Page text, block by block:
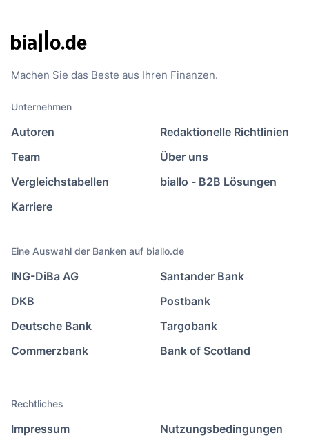
Machen Sie das Beste aus Ihren Finanzen.
Unternehmen
Autoren
Team
Vergleichstabellen
Karriere
Redaktionelle Richtlinien
Über uns
biallo - B2B Lösungen
Eine Auswahl der Banken auf biallo.de
ING-DiBa AG
DKB
Deutsche Bank
Commerzbank
Santander Bank
Postbank
Targobank
Bank of Scotland
Rechtliches
Impressum Nutzungsbedingungen